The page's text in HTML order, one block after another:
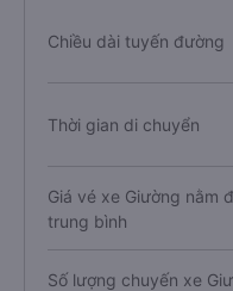
Chiều dài tuyến đường
Thời gian di chuyển
Giá vé xe Giường nằm
trung bình
Số lượng chuyến xe